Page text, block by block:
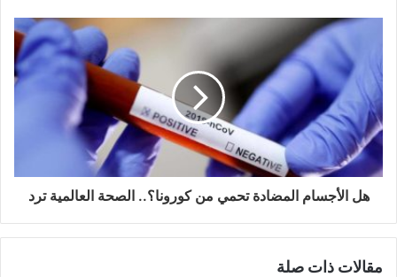
هل الأجسام المضادة تحمي من كورونا؟.. الصحة العالمية ترد
مقالات ذات صلة